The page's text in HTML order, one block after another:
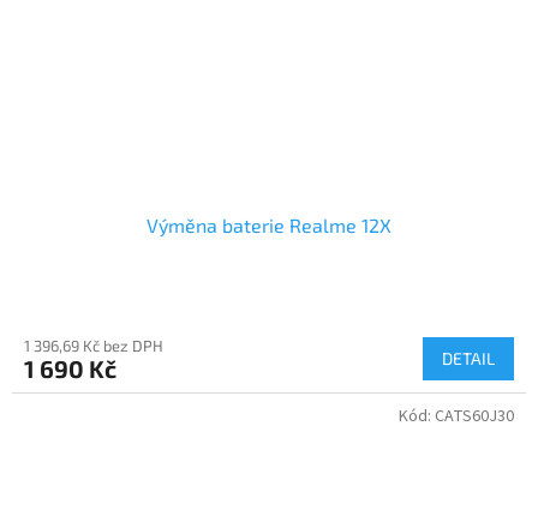
Výměna baterie Realme 12X
1 396,69 Kč bez DPH
1 690 Kč DETAIL
Kód: CATS60J30